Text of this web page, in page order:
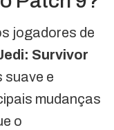
jogadores de
Survivor
suave e
mudanças
o